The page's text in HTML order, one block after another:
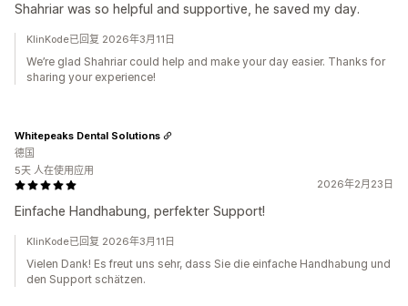
Shahriar was so helpful and supportive, he saved my day.
KlinKode已回复 2026年3月11日
We’re glad Shahriar could help and make your day easier. Thanks for
sharing your experience!
2026年2月23日
Einfache Handhabung, perfekter Support!
Whitepeaks Dental Solutions
德国
5天 人在使用应用
KlinKode已回复 2026年3月11日
Vielen Dank! Es freut uns sehr, dass Sie die einfache Handhabung und
den Support schätzen.